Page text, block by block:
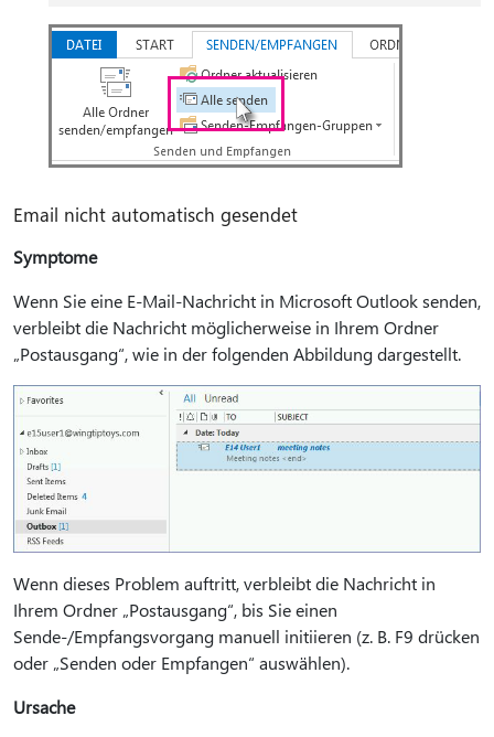
Email nicht automatisch gesendet
Symptome
Wenn Sie eine E-Mail-Nachricht in Microsoft Outlook senden,
verbleibt die Nachricht möglicherweise in Ihrem Ordner
„Postausgang“, wie in der folgenden Abbildung dargestellt.
Wenn dieses Problem auftritt, verbleibt die Nachricht in
Ihrem Ordner „Postausgang“, bis Sie einen
Sende-/Empfangsvorgang manuell initiieren (z. B. F9 drücken
oder „Senden oder Empfangen“ auswählen).
Ursache